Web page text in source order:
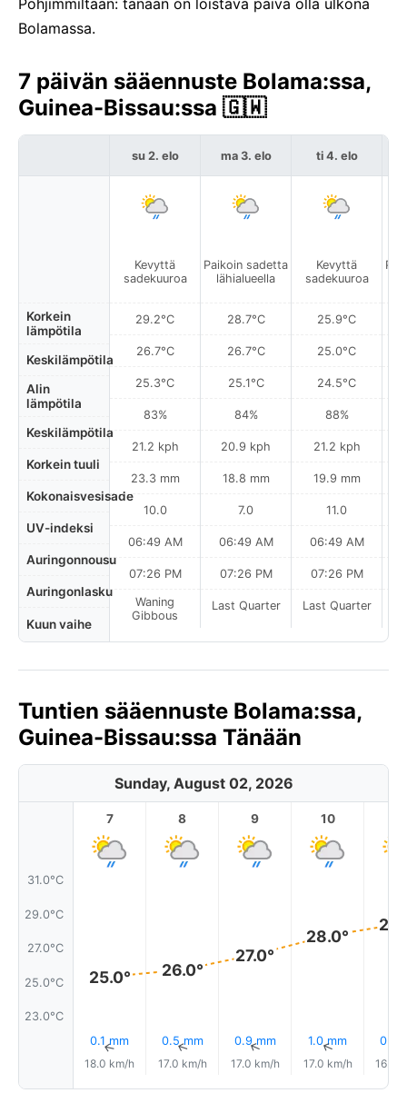
Pohjimmiltaan: tänään on loistava päivä olla ulkona
Bolamassa.
7 päivän sääennuste Bolama:ssa,
Guinea-Bissau:ssa 🇬🇼
Korkein
lämpötila
Keskilämpötila
Alin
lämpötila
Keskilämpötila
Korkein tuuli
Kokonaisvesisade
UV-indeksi
Auringonnousu
Auringonlasku
Kuun vaihe
su 2. elo
Kevyttä
sadekuuroa
29.2°C
26.7°C
25.3°C
83%
21.2 kph
23.3 mm
10.0
06:49 AM
07:26 PM
Waning
Gibbous
ma 3. elo
Paikoin sadetta
lähialueella
28.7°C
26.7°C
25.1°C
84%
20.9 kph
18.8 mm
7.0
06:49 AM
07:26 PM
Last Quarter
ti 4. elo
Kevyttä
sadekuuroa
25.9°C
25.0°C
24.5°C
88%
21.2 kph
19.9 mm
11.0
06:49 AM
07:26 PM
Last Quarter
Tuntien sääennuste Bolama:ssa,
Guinea-Bissau:ssa Tänään
Sunday, August 02, 2026
31.0°C
29.0°C
27.0°C
25.0°C
23.0°C
7
25.0°
0.1 mm
↑
18.0 km/h
8
26.0°
0.5 mm
↑
17.0 km/h
9
27.0°
0.9 mm
↑
17.0 km/h
10
28.0°
1.0 mm
↑
17.0 km/h
0.7
16.0